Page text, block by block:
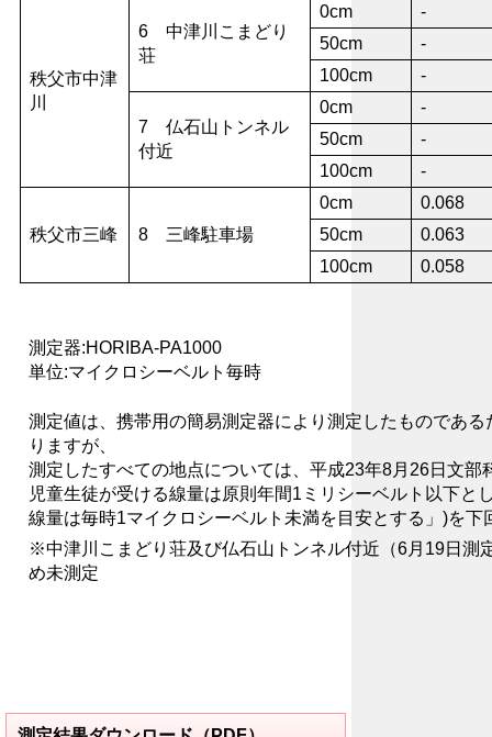
秩父市中津
川
6 中津川こまどり
荘
0cm
-
50cm
-
100cm
-
7 仏石山トンネル
付近
0cm
-
50cm
-
100cm
-
秩父市三峰 8 三峰駐車場
0cm
0.068
50cm
0.063
100cm
0.058
測定器:HORIBA-PA1000
単位:マイクロシーベルト毎時
測定値は、携帯用の簡易測定器により測定したものであ
りますが、
測定したすべての地点については、平成23年8月26日文部
児童生徒が受ける線量は原則年間1ミリシーベルト以下と
線量は毎時1マイクロシーベルト未満を目安とする」)を下
※中津川こまどり荘及び仏石山トンネル付近（6月19日測
め未測定